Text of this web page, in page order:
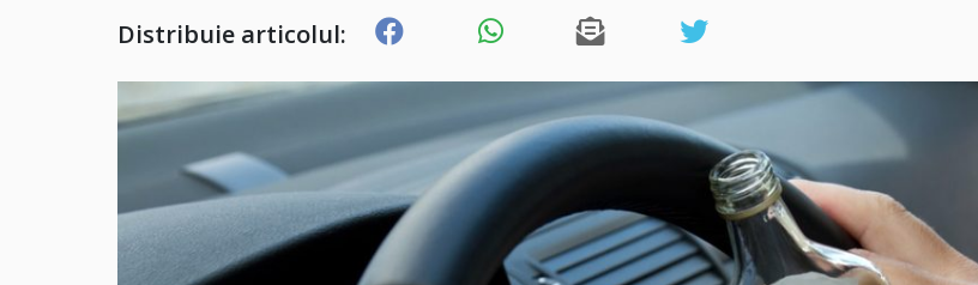
Distribuie articolul: